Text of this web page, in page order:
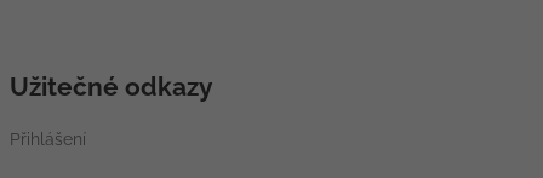
Užitečné odkazy
Přihlášení